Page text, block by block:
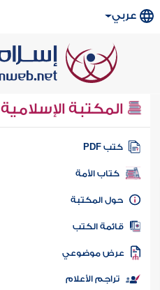
عربي
المكتبة الإسلامية
كتب PDF
كتاب الأمة
المكتبة
الكتب
موضوعي